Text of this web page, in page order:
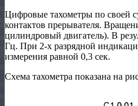
Цифровые тахометры по своей
контактов прерывателя.
цилиндровый двигатель). В
Гц. При 2-х разрядной
измерения равной 0,3 сек.
Схема тахометра показана на